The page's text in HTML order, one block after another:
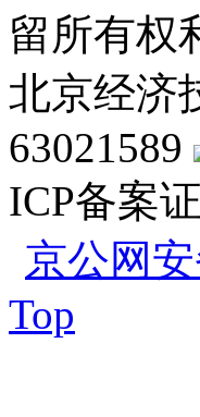
留所有权
北京经济
63021589
ICP备案
京公网安
Top